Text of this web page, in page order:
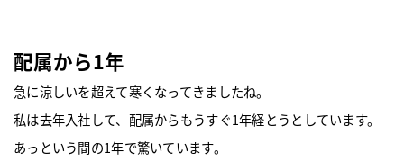
配属から1年
急に涼しいを超えて寒くなってきましたね。
私は去年入社して、配属からもうすぐ1年経とうとしています。
あっという間の1年で驚いています。